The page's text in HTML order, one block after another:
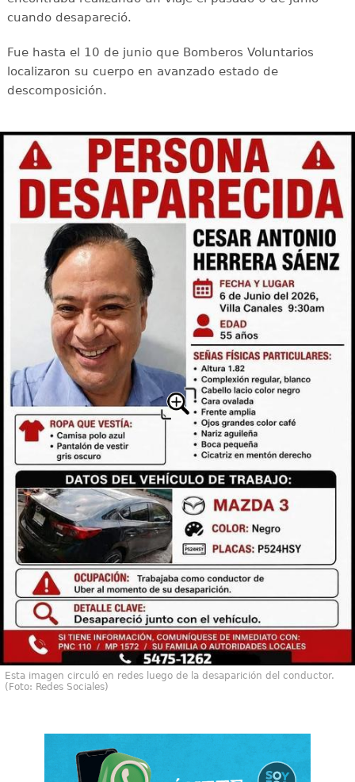
cuando desapareció.
Fue hasta el 10 de junio que Bomberos Voluntarios
localizaron su cuerpo en avanzado estado de
descomposición.
Esta imagen circuló en redes luego de la desaparición del conductor.
(Foto: Redes Sociales)